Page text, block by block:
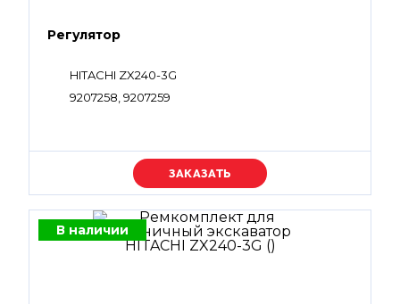
Регулятор
HITACHI ZX240-3G
9207258, 9207259
Уточняйте цену
В наличии